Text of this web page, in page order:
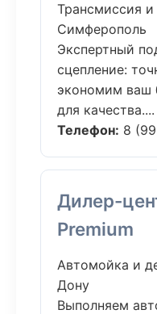
Трансмиссия и
Симферополь
Экспертный
сцепление:
экономим ваш
для качества....
Телефон: 8
Дилер-
Premium
Автомойка и
Дону
Выполняем